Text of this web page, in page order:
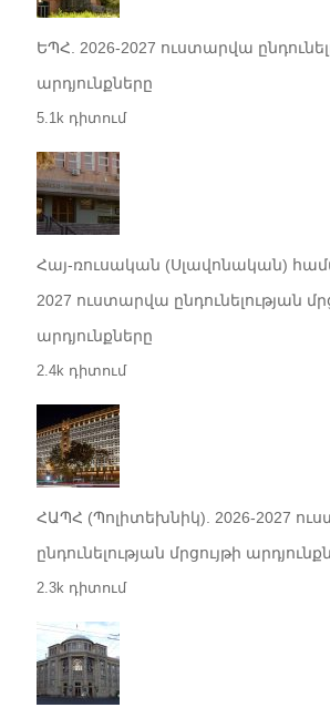
ԵՊՀ. 2026-2027 ուստարվա
արդյունքները
5.1k դիտում
Հայ-ռուսական (Սլավոնական)
2027 ուստարվա ընդունելության
արդյունքները
2.4k դիտում
ՀԱՊՀ (Պոլիտեխնիկ). 2026-2027
ընդունելության մրցույթի
2.3k դիտում